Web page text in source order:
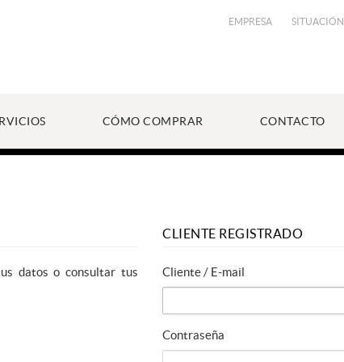
EMPRESA SITUACIÓN
CÓMO COMPRAR CONTACTO
datos o consultar tus
CLIENTE REGISTRADO
Cliente / E-mail
Contraseña